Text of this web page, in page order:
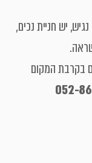
יש חניית נכים ,
בקרבת המקום